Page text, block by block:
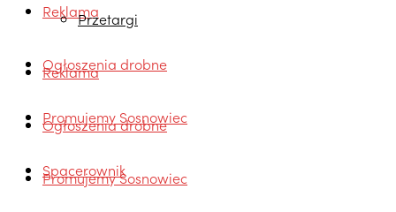
Reklama
Ogłoszenia drobne
Promujemy Sosnowiec
Spacerownik
Przetargi
Reklama
Ogłoszenia drobne
Promujemy Sosnowiec